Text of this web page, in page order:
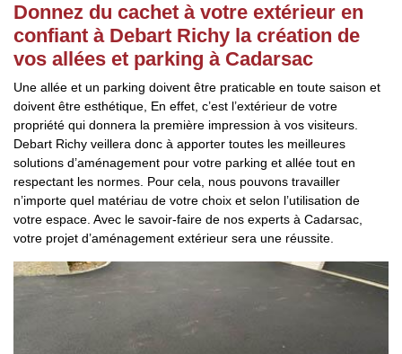
Donnez du cachet à votre extérieur en
confiant à Debart Richy la création de
vos allées et parking à Cadarsac
Une allée et un parking doivent être praticable en toute saison et
doivent être esthétique, En effet, c’est l’extérieur de votre
propriété qui donnera la première impression à vos visiteurs.
Debart Richy veillera donc à apporter toutes les meilleures
solutions d’aménagement pour votre parking et allée tout en
respectant les normes. Pour cela, nous pouvons travailler
n’importe quel matériau de votre choix et selon l’utilisation de
votre espace. Avec le savoir-faire de nos experts à Cadarsac,
votre projet d’aménagement extérieur sera une réussite.